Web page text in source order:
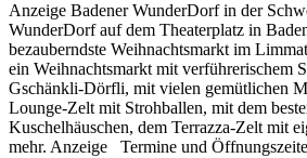
Anzeige Badener WunderDorf in der
WunderDorf auf dem Theaterplatz in
bezauberndste Weihnachtsmarkt im
ein Weihnachtsmarkt mit verführerischem
Gschänkli-Dörfli, mit vielen gemütlichen
Lounge-Zelt mit Strohballen, mit dem
Kuschelhäuschen, dem Terrazza-Zelt mit
mehr. Anzeige Termine und